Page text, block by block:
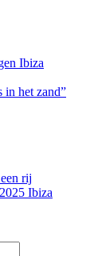
Ibiza
in het zand”
rij
Ibiza